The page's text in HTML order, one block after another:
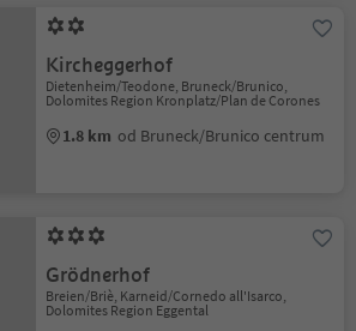
Kircheggerhof
Dietenheim/Teodone, Bruneck/Brunico,
Dolomites Region Kronplatz/Plan de Corones
1.8 km od Bruneck/Brunico centrum
Grödnerhof
Breien/Briè, Karneid/Cornedo all'Isarco,
Dolomites Region Eggental